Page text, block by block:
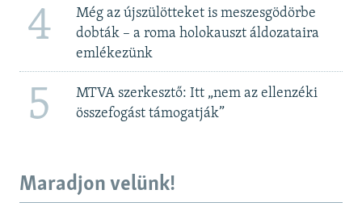
4
Még az újszülötteket is meszesgödörbe
dobták – a roma holokauszt áldozataira
emlékezünk
5
MTVA szerkesztő: Itt „nem az ellenzéki
összefogást támogatják”
Maradjon velünk!